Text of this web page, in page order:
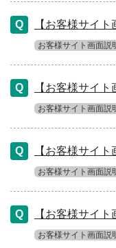
【お客様サイ
お客様サイト画面説
【お客様サイ
お客様サイト画面説
【お客様サイ
お客様サイト画面説
【お客様サイ
お客様サイト画面説